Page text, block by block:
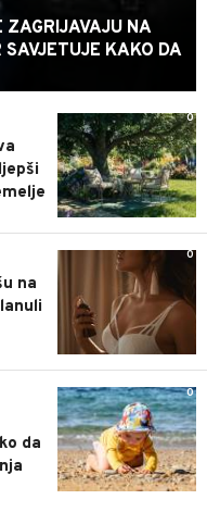
ZAGRIJAVAJU NA
KAKO DA
0
0
na
0
da